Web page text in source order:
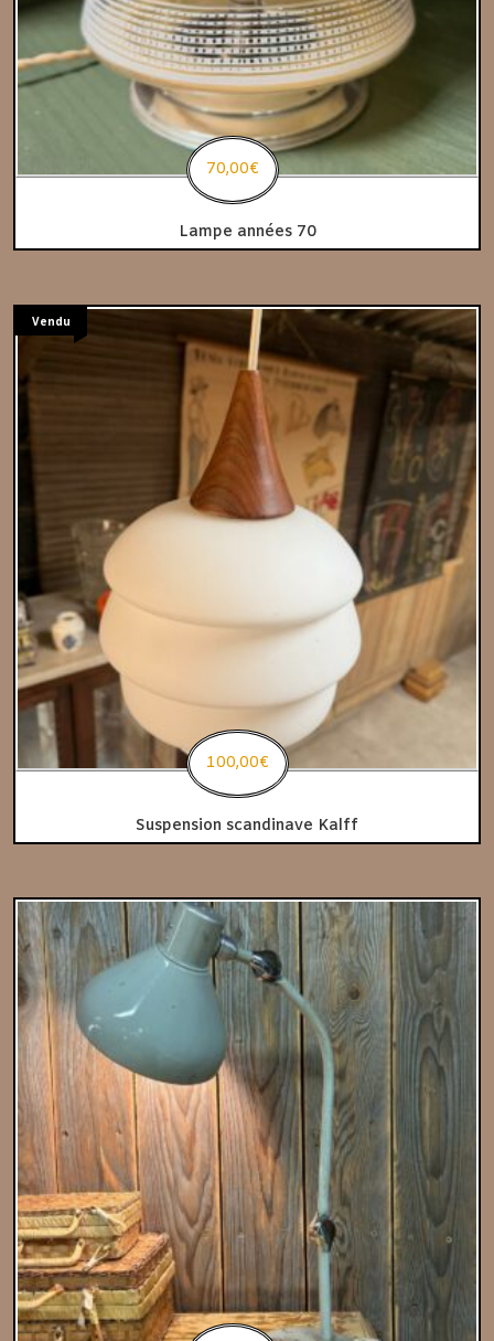
Lampe années 70
70,00€
Vendu
Suspension scandinave Kalff
100,00€